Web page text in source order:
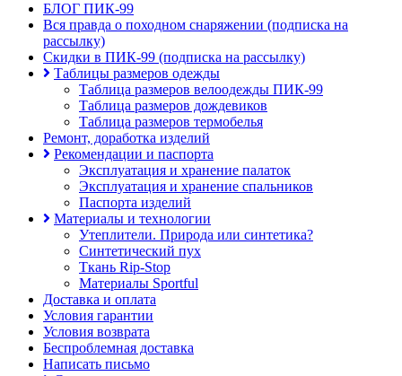
БЛОГ ПИК-99
Вся правда о походном снаряжении (подписка на
рассылку)
Скидки в ПИК-99 (подписка на рассылку)
Таблицы размеров одежды
Таблица размеров велоодежды ПИК-99
Таблица размеров дождевиков
Таблица размеров термобелья
Ремонт, доработка изделий
Рекомендации и паспорта
Эксплуатация и хранение палаток
Эксплуатация и хранение спальников
Паспорта изделий
Материалы и технологии
Утеплители. Природа или синтетика?
Синтетический пух
Ткань Rip-Stop
Материалы Sportful
Доставка и оплата
Условия гарантии
Условия возврата
Беспроблемная доставка
Написать письмо